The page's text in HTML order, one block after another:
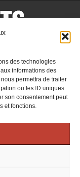
des technologies
informations des
permettra de traiter
ou les ID uniques
son consentement peut
et fonctions.
sécurité informatique
des livres
toutes les